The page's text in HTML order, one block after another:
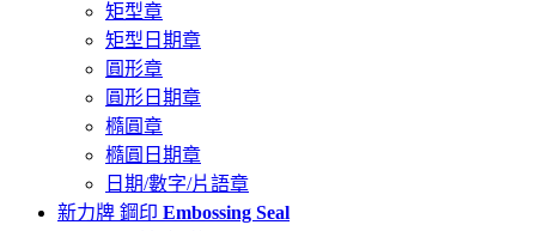
矩型章
矩型日期章
圓形章
圓形日期章
橢圓章
橢圓日期章
日期/數字/片語章
新力牌 鋼印 Embossing Seal